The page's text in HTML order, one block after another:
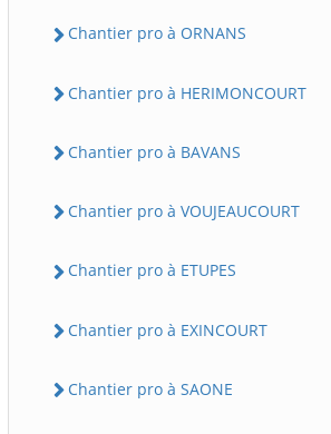
Chantier pro à ORNANS
Chantier pro à HERIMONCOURT
Chantier pro à BAVANS
Chantier pro à VOUJEAUCOURT
Chantier pro à ETUPES
Chantier pro à EXINCOURT
Chantier pro à SAONE